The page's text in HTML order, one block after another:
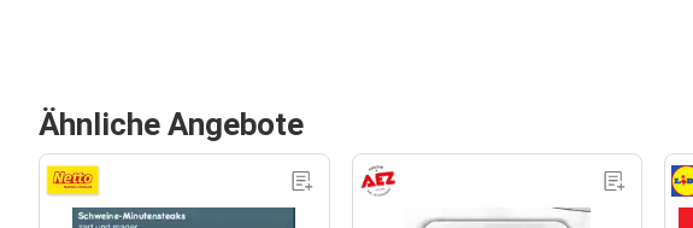
Ähnliche Angebote